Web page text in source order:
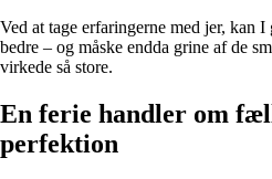
Ved at tage erfaringerne med jer, kan
bedre – og måske endda grine af de
virkede så store.
En ferie handler om
perfektion